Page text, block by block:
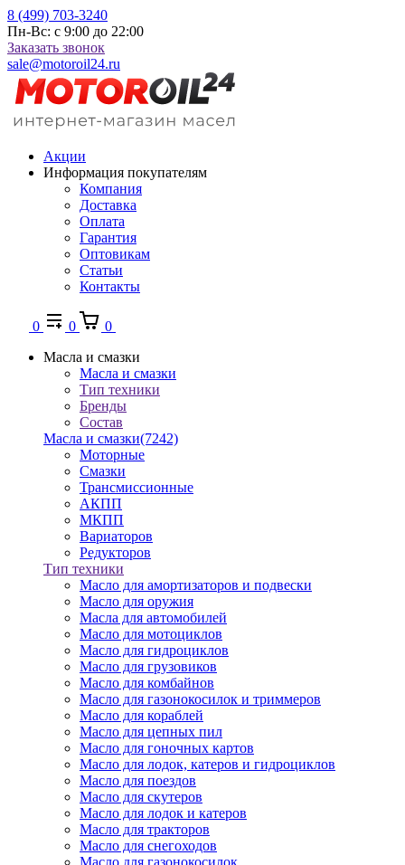
8 (499) 703-3240
Пн-Вс: с 9:00 до 22:00
Заказать звонок
sale@motoroil24.ru
Акции
Информация покупателям
Компания
Доставка
Оплата
Гарантия
Оптовикам
Статьи
Контакты
0 0
0
Масла и смазки
Масла и смазки
Тип техники
Бренды
Состав
Масла и смазки(7242)
Моторные
Смазки
Трансмиссионные
АКПП
МКПП
Вариаторов
Редукторов
Тип техники
Масло для амортизаторов и подвески
Масло для оружия
Масла для автомобилей
Масло для мотоциклов
Масло для гидроциклов
Масло для грузовиков
Масло для комбайнов
Масло для газонокосилок и триммеров
Масло для кораблей
Масло для цепных пил
Масло для гоночных картов
Масло для лодок, катеров и гидроциклов
Масло для поездов
Масло для скутеров
Масло для лодок и катеров
Масло для тракторов
Масло для снегоходов
Масло для газонокосилок